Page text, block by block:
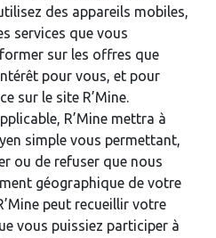
des appareils mobiles,
services que vous
sur les offres que
pour vous, et pour
sur le site R’Mine.
R’Mine mettra à
simple vous permettant,
ou de refuser que nous
géographique de votre
peut recueillir votre
vous puissiez participer à